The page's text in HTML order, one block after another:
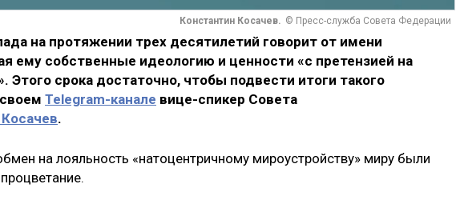
Константин Косачев. © Пресс-служба Совета Федерации
на протяжении трех десятилетий говорит от имени
ему собственные идеологию и ценности «с претензией на
Этого срока достаточно, чтобы подвести итоги такого
Telegram-канале вице-спикер Совета
.
на лояльность «натоцентричному мироустройству» миру были